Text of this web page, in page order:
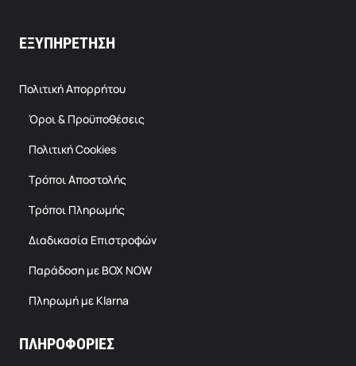
ΕΞΥΠΗΡΕΤΗΣΗ
Πολιτική Απορρήτου
Όροι & Προϋποθέσεις
Πολιτική Cookies
Τρόποι Αποστολής
Τρόποι Πληρωμής
Διαδικασία Επιστροφών
Παράδοση με BOX NOW
Πληρωμή με Klarna
ΠΛΗΡΟΦΟΡΙΕΣ